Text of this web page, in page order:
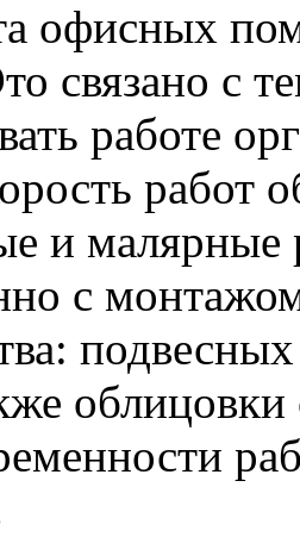
офисных
связано с
работе
работ
и малярные
с